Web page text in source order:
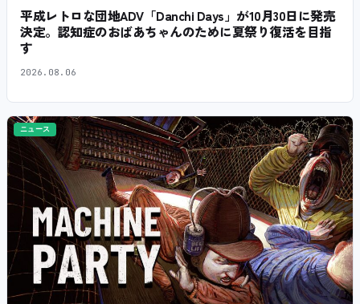
平成レトロな団地ADV「Danchi Days」が10月30日に発売
決定。認知症のおばあちゃんのために夏祭り復活を目指
す
2026.08.06
ニュース